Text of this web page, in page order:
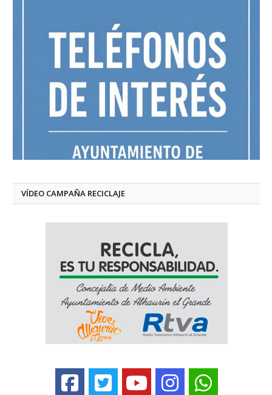
VÍDEO CAMPAÑA RECICLAJE